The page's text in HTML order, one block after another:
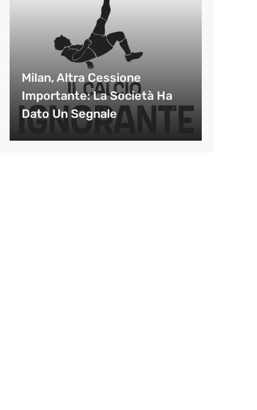
Milan, Altra Cessione
Importante: La Società Ha
Dato Un Segnale